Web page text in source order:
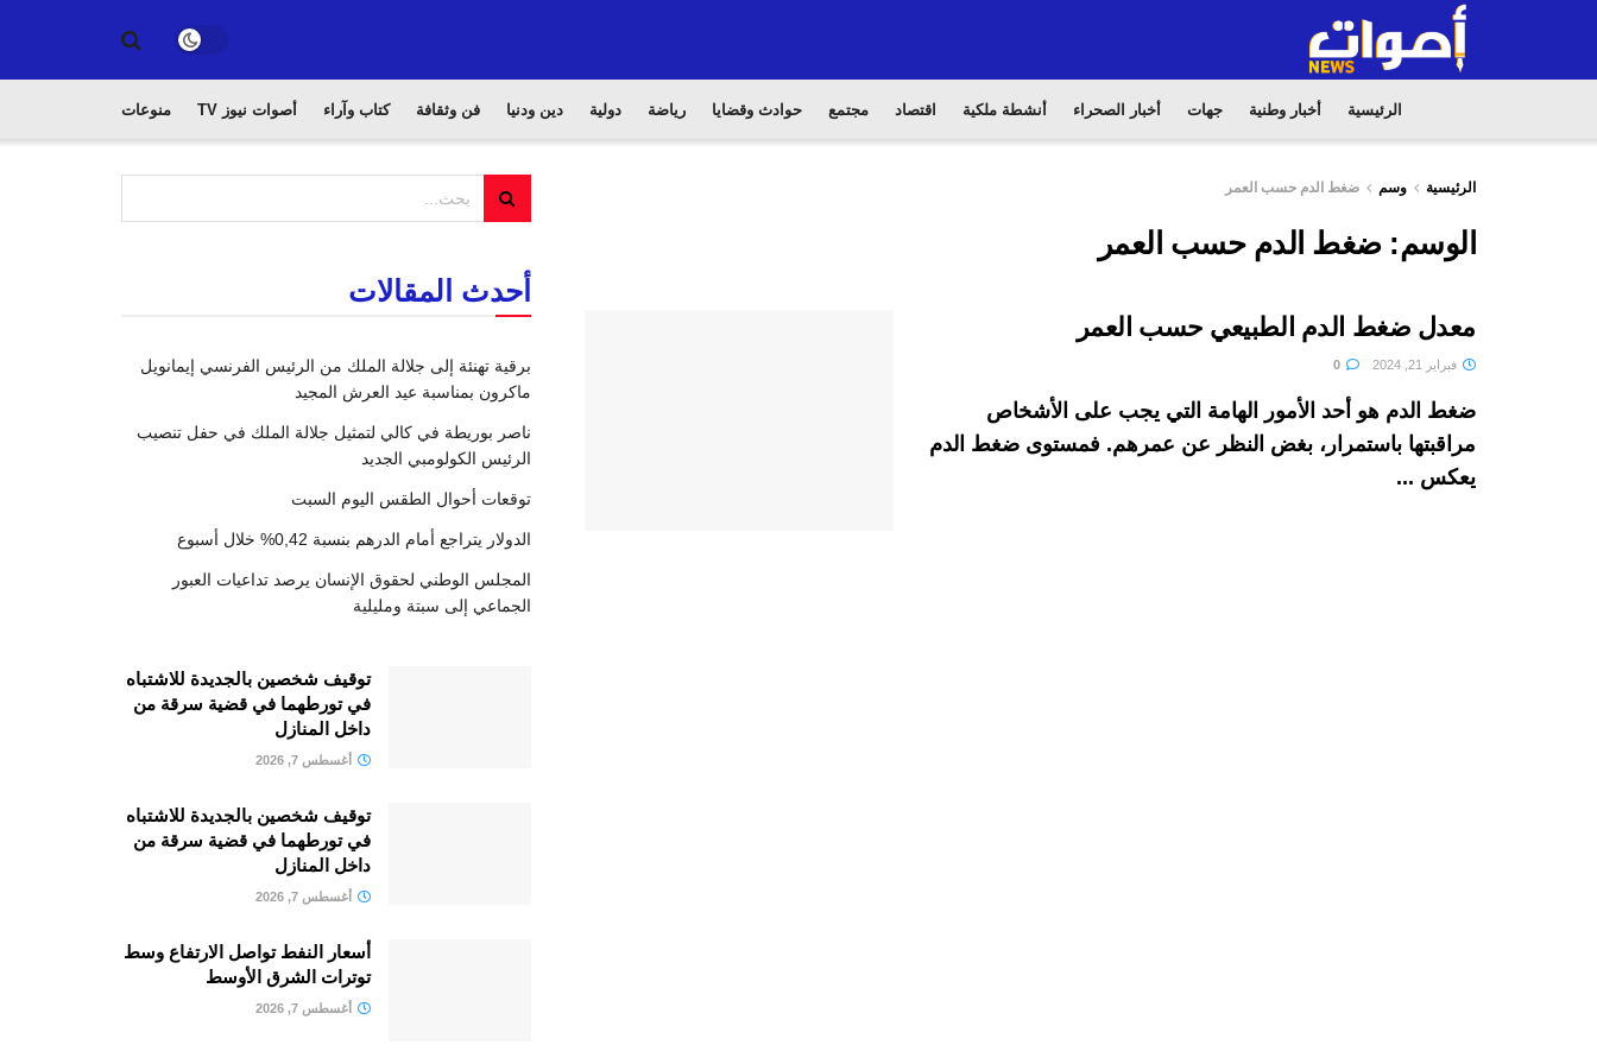
الرئيسية أخبار وطنية جهات أخبار الصحراء أنشطة ملكية اقتصاد مجتمع حوادث وقضايا رياضة دولية دين ودنيا فن وثقافة كتاب وآراء أصوات نيوز TV منوعات
الرئيسية وسم ضغط الدم حسب العمر
الوسم:ضغط الدم حسب العمر
معدل ضغط الدم الطبيعي حسب العمر
فبراير 21, 2024
ضغط الدم هو أحد الأمور الهامة التي يجب على الأشخاص
مراقبتها باستمرار، بغض النظر عن عمرهم. فمستوى ضغط الدم
يعكس ...
أحدث المقالات
برقية تهنئة إلى جلالة الملك من الرئيس الفرنسي إيمانويل
ماكرون بمناسبة عيد العرش المجيد
ناصر بوريطة في كالي لتمثيل جلالة الملك في حفل تنصيب
الرئيس الكولومبي الجديد
توقعات أحوال الطقس اليوم السبت
الدولار يتراجع أمام الدرهم بنسبة 0,42% خلال أسبوع
المجلس الوطني لحقوق الإنسان يرصد تداعيات العبور
الجماعي إلى سبتة ومليلية
توقيف شخصين بالجديدة للاشتباه
في تورطهما في قضية سرقة من
داخل المنازل
أغسطس 7, 2026
توقيف شخصين بالجديدة للاشتباه
في تورطهما في قضية سرقة من
داخل المنازل
أغسطس 7, 2026
أسعار النفط تواصل الارتفاع وسط
توترات الشرق الأوسط
أغسطس 7, 2026